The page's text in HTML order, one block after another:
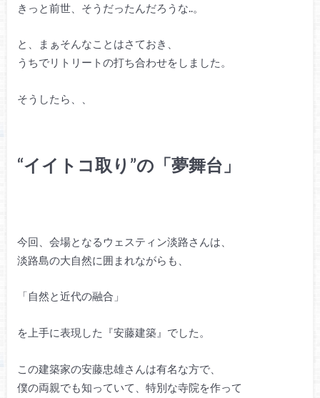
きっと前世、そうだったんだろうな..。
と、まぁそんなことはさておき、
うちでリトリートの打ち合わせをしました。
そうしたら、、
“イイトコ取り”の「夢舞台」
今回、会場となるウェスティン淡路さんは、
淡路島の大自然に囲まれながらも、
「自然と近代の融合」
を上手に表現した『安藤建築』でした。
この建築家の安藤忠雄さんは有名な方で、
僕の両親でも知っていて、特別な寺院を作って